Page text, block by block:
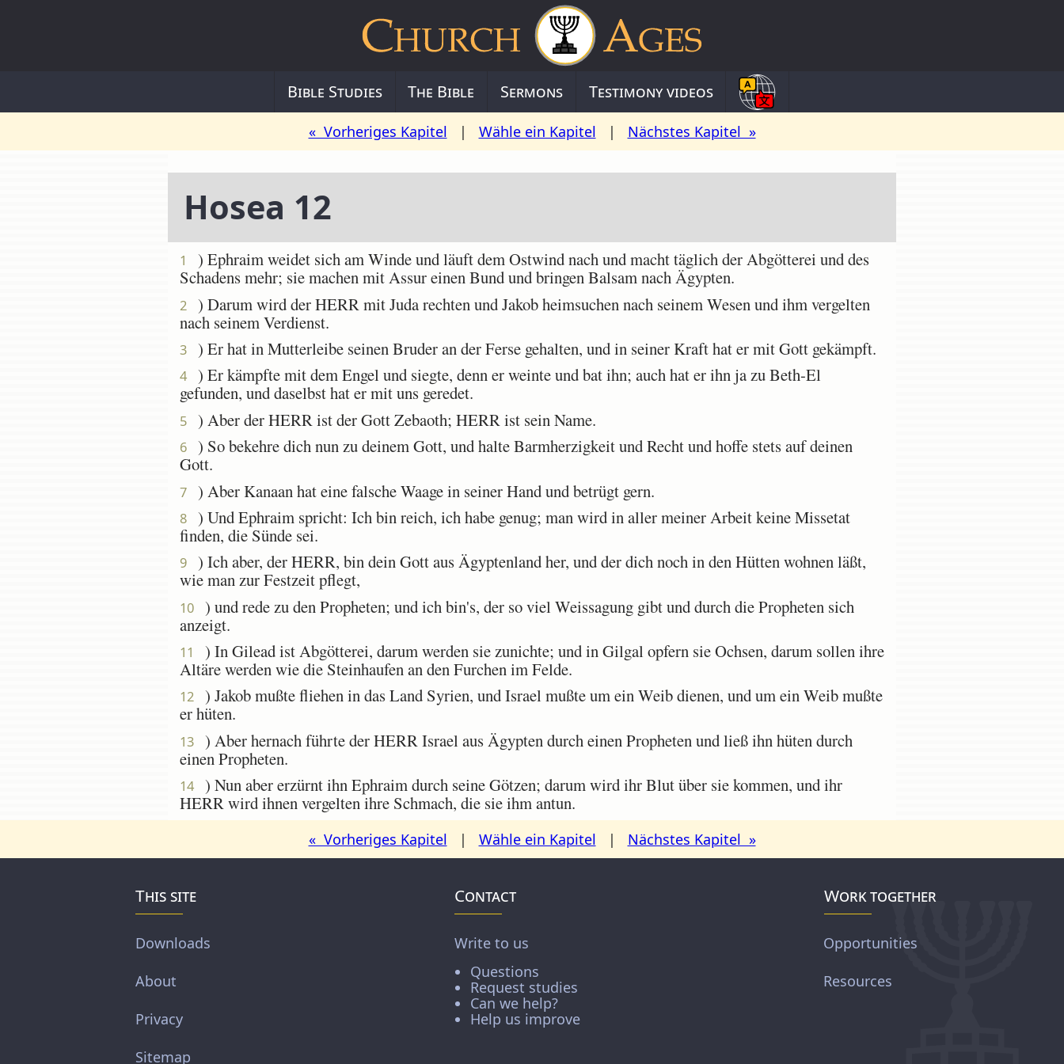
Bible Studies The Bible Sermons Testimony videos
« Vorheriges Kapitel | Wähle ein Kapitel | Nächstes Kapitel »
Hosea 12
1
) Ephraim weidet sich am Winde und läuft dem Ostwind nach und macht täglich der Abgötterei und des
Schadens mehr; sie machen mit Assur einen Bund und bringen Balsam nach Ägypten.
2
) Darum wird der HERR mit Juda rechten und Jakob heimsuchen nach seinem Wesen und ihm vergelten
nach seinem Verdienst.
3 ) Er hat in Mutterleibe seinen Bruder an der Ferse gehalten, und in seiner Kraft hat er mit Gott gekämpft.
4
) Er kämpfte mit dem Engel und siegte, denn er weinte und bat ihn; auch hat er ihn ja zu Beth-El
gefunden, und daselbst hat er mit uns geredet.
5 ) Aber der HERR ist der Gott Zebaoth; HERR ist sein Name.
6
) So bekehre dich nun zu deinem Gott, und halte Barmherzigkeit und Recht und hoffe stets auf deinen
Gott.
7 ) Aber Kanaan hat eine falsche Waage in seiner Hand und betrügt gern.
8
) Und Ephraim spricht: Ich bin reich, ich habe genug; man wird in aller meiner Arbeit keine Missetat
finden, die Sünde sei.
9
) Ich aber, der HERR, bin dein Gott aus Ägyptenland her, und der dich noch in den Hütten wohnen läßt,
wie man zur Festzeit pflegt,
10
) und rede zu den Propheten; und ich bin's, der so viel Weissagung gibt und durch die Propheten sich
anzeigt.
11
) In Gilead ist Abgötterei, darum werden sie zunichte; und in Gilgal opfern sie Ochsen, darum sollen ihre
Altäre werden wie die Steinhaufen an den Furchen im Felde.
12
) Jakob mußte fliehen in das Land Syrien, und Israel mußte um ein Weib dienen, und um ein Weib mußte
er hüten.
13
) Aber hernach führte der HERR Israel aus Ägypten durch einen Propheten und ließ ihn hüten durch
einen Propheten.
14
) Nun aber erzürnt ihn Ephraim durch seine Götzen; darum wird ihr Blut über sie kommen, und ihr
HERR wird ihnen vergelten ihre Schmach, die sie ihm antun.
« Vorheriges Kapitel | Wähle ein Kapitel | Nächstes Kapitel »
This site
Downloads
About
Privacy
Sitemap
Contact
Write to us
Questions
Request studies
Can we help?
Help us improve
Work together
Opportunities
Resources